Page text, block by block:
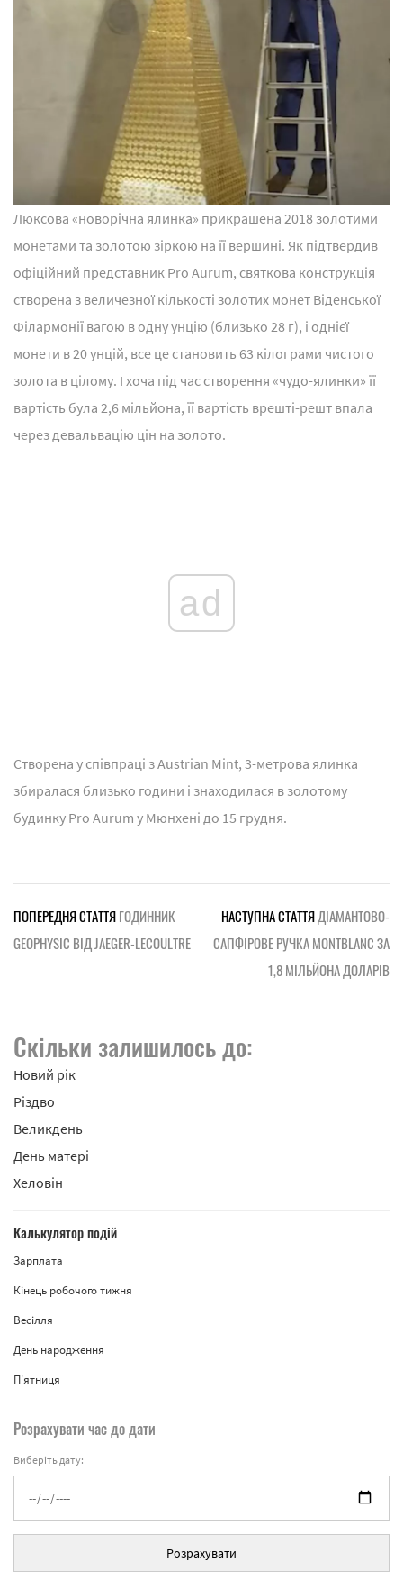
Люксова «новорічна ялинка» прикрашена 2018 золотими
монетами та золотою зіркою на її вершині. Як підтвердив
офіційний представник Pro Aurum, святкова конструкція
створена з величезної кількості золотих монет Віденської
Філармонії вагою в одну унцію (близько 28 г), і однієї
монети в 20 унцій, все це становить 63 кілограми чистого
золота в цілому. І хоча під час створення «чудо-ялинки» її
вартість була 2,6 мільйона, її вартість врешті-решт впала
через девальвацію цін на золото.
ad
Створена у співпраці з Austrian Mint, 3-метрова ялинка
збиралася близько години і знаходилася в золотому
будинку Pro Aurum у Мюнхені до 15 грудня.
ПОПЕРЕДНЯ СТАТТЯГОДИННИК
GEOPHYSIC ВІД JAEGER-LECOULTRE
НАСТУПНА СТАТТЯДІАМАНТОВО-
САПФІРОВЕ РУЧКА MONTBLANC ЗА
1,8 МІЛЬЙОНА ДОЛАРІВ
Скільки залишилось до:
Новий рік
Різдво
Великдень
День матері
Хеловін
Калькулятор подій
Зарплата
Кінець робочого тижня
Весілля
День народження
П'ятниця
Розрахувати час до дати
Виберіть дату:
Розрахувати